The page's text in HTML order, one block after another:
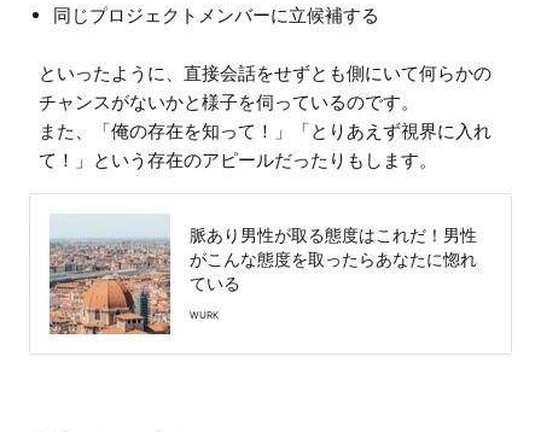
同じプロジェクトメンバーに立候補する
といったように、直接会話をせずとも側にいて何らかの
チャンスがないかと様子を伺っているのです。
また、「俺の存在を知って！」「とりあえず視界に入れ
脈あり男性が取る態度はこれだ！男性
がこんな態度を取ったらあなたに惚れ
ている
WURK